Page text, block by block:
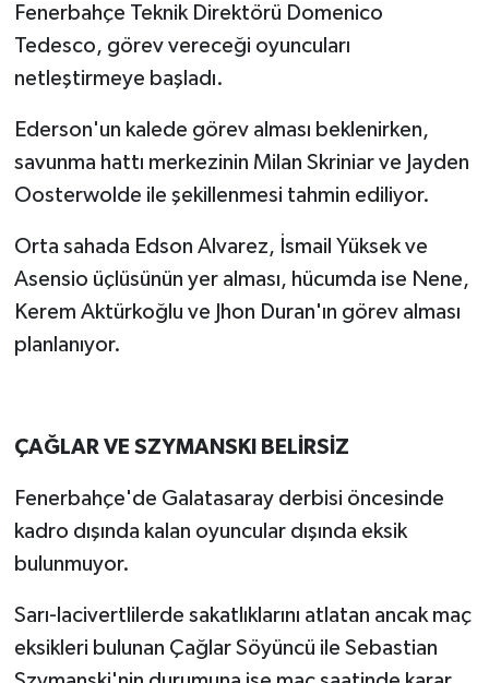
Fenerbahçe Teknik Direktörü Domenico
Tedesco, görev vereceği oyuncuları
netleştirmeye başladı.
Ederson'un kalede görev alması beklenirken,
savunma hattı merkezinin Milan Skriniar ve Jayden
Oosterwolde ile şekillenmesi tahmin ediliyor.
Orta sahada Edson Alvarez, İsmail Yüksek ve
Asensio üçlüsünün yer alması, hücumda ise Nene,
Kerem Aktürkoğlu ve Jhon Duran'ın görev alması
planlanıyor.
ÇAĞLAR VE SZYMANSKI BELİRSİZ
Fenerbahçe'de Galatasaray derbisi öncesinde
kadro dışında kalan oyuncular dışında eksik
bulunmuyor.
Sarı-lacivertlilerde sakatlıklarını atlatan ancak maç
eksikleri bulunan Çağlar Söyüncü ile Sebastian